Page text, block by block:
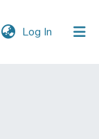
Log In (current)